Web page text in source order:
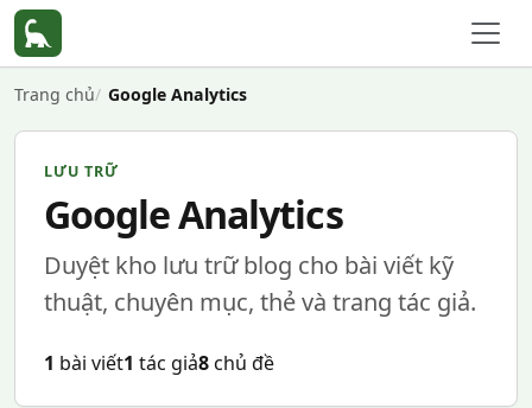
Trang chủ Google Analytics
LƯU TRỮ
Google Analytics
Duyệt kho lưu trữ blog cho bài viết kỹ
thuật, chuyên mục, thẻ và trang tác giả.
1 bài viết1 tác giả8chủ đề